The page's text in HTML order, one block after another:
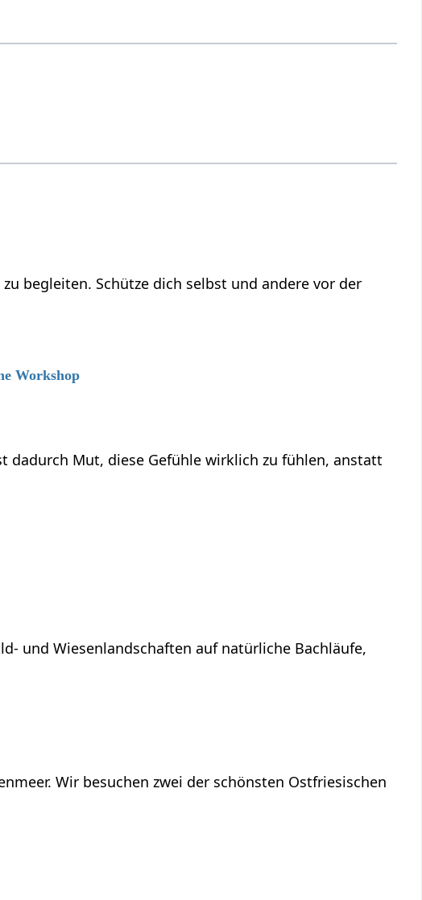
begleiten. Schütze dich selbst und andere vor der
Workshop
dadurch Mut, diese Gefühle wirklich zu fühlen, anstatt
und Wiesenlandschaften auf natürliche Bachläufe,
Wir besuchen zwei der schönsten Ostfriesischen